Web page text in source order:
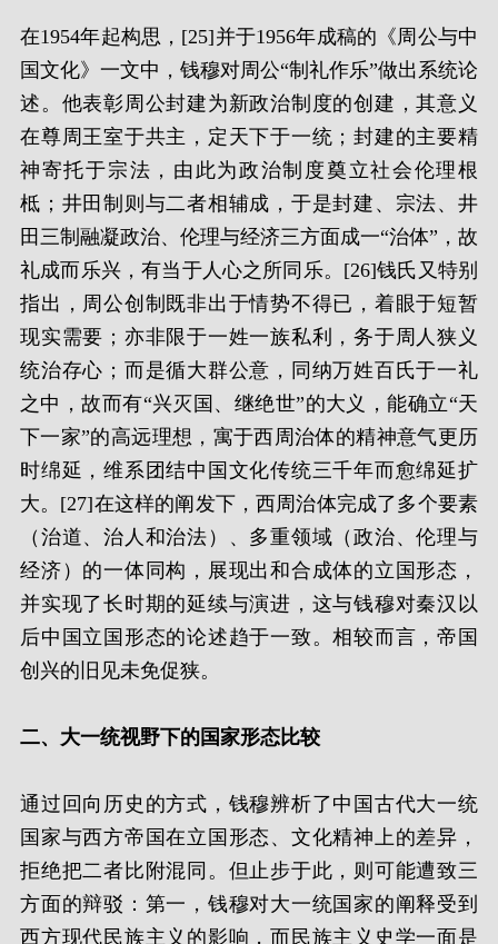
在1954年起构思，[25]并于1956年成稿的《周公与中
国文化》一文中，钱穆对周公“制礼作乐”做出系统论
述。他表彰周公封建为新政治制度的创建，其意义
在尊周王室于共主，定天下于一统；封建的主要精
神寄托于宗法，由此为政治制度奠立社会伦理根
柢；井田制则与二者相辅成，于是封建、宗法、井
田三制融凝政治、伦理与经济三方面成一“治体”，故
礼成而乐兴，有当于人心之所同乐。[26]钱氏又特别
指出，周公创制既非出于情势不得已，着眼于短暂
现实需要；亦非限于一姓一族私利，务于周人狭义
统治存心；而是循大群公意，同纳万姓百氏于一礼
之中，故而有“兴灭国、继绝世”的大义，能确立“天
下一家”的高远理想，寓于西周治体的精神意气更历
时绵延，维系团结中国文化传统三千年而愈绵延扩
大。[27]在这样的阐发下，西周治体完成了多个要素
（治道、治人和治法）、多重领域（政治、伦理与
经济）的一体同构，展现出和合成体的立国形态，
并实现了长时期的延续与演进，这与钱穆对秦汉以
后中国立国形态的论述趋于一致。相较而言，帝国
创兴的旧见未免促狭。
二、大一统视野下的国家形态比较
通过回向历史的方式，钱穆辨析了中国古代大一统
国家与西方帝国在立国形态、文化精神上的差异，
拒绝把二者比附混同。但止步于此，则可能遭致三
方面的辩驳：第一，钱穆对大一统国家的阐释受到
西方现代民族主义的影响，而民族主义史学一面是